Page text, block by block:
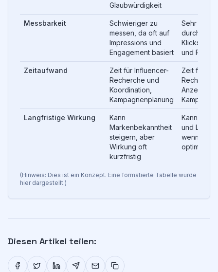
Glaubwürdigkeit
Messbarkeit
Schwieriger zu
messen, da oft auf
Impressions und
Engagement basiert
Sehr gut
durch
Klicks,
und ROI
Zeitaufwand
Zeit für Influencer-
Recherche und
Koordination,
Kampagnenplanung
Zeit für
Langfristige Wirkung
Kann
Markenbekanntheit
steigern, aber
Wirkung oft
kurzfristig
Kann
und Leads
wenn
optimiert
(Hinweis: Dies ist ein Konzept. Eine formatierte Tabelle würde
hier dargestellt.)
Diesen Artikel teilen: